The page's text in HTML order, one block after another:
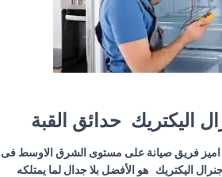
اليكتريك حدائق القبة
اميز فريق صيانة على مستوى الشرق الاوسط فى
اليكتريك هو الأفضل بلا جدال لما يمتلكه